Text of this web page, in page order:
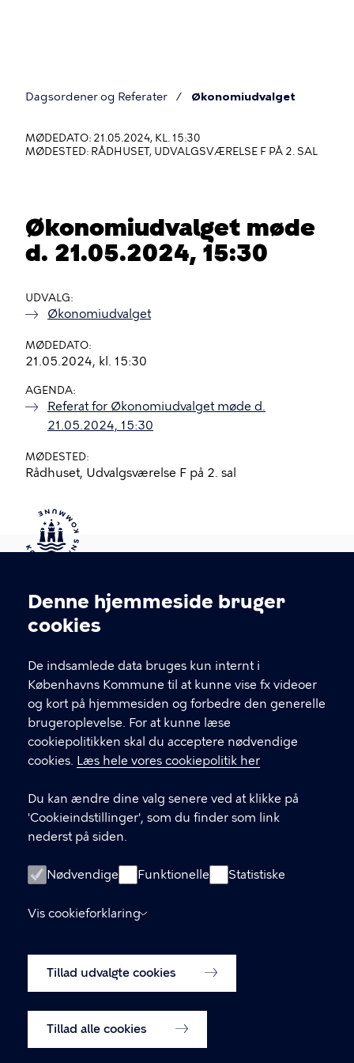
Cookieindstillinger
Denne hjemmeside bruger
cookies
De indsamlede data bruges kun internt i
Københavns Kommune til at kunne vise fx videoer
og kort på hjemmesiden og forbedre den generelle
brugeroplevelse. For at kunne læse
cookiepolitikken skal du acceptere nødvendige
cookies. Læs hele vores cookiepolitik her
Du kan ændre dine valg senere ved at klikke på
'Cookieindstillinger', som du finder som link
nederst på siden.
Nødvendige Funktionelle Statistiske
Vis cookieforklaring
Tillad udvalgte cookies
Tillad alle cookies
er
her
Dagsordener og Referater Økonomiudvalget
MØDEDATO: 21.05.2024, KL. 15:30
MØDESTED: RÅDHUSET, UDVALGSVÆRELSE F PÅ 2. SAL
Økonomiudvalget møde
d. 21.05.2024, 15:30
UDVALG
Økonomiudvalget
MØDEDATO
21.05.2024, kl. 15:30
AGENDA
Referat for Økonomiudvalget møde d.
21.05.2024, 15:30
MØDESTED
Rådhuset, Udvalgsværelse F på 2. sal
Kontakt Københavns Kommune
T
fFind andre kontakter her
CVR-nummer64942212
GENVEJE
Digital Post
Databeskyttelse
Tilgængelighedserklæring
Om hjemmesiden
Cookiepolitik